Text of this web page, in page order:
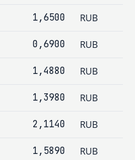
1,6500 RUB
0,6900 RUB
1,4880 RUB
1,3980 RUB
2,1140 RUB
1,5890 RUB